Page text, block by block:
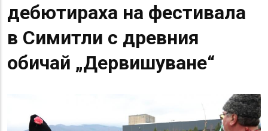
дебютираха на фестивала
в Симитли с древния
обичай „Дервишуване“